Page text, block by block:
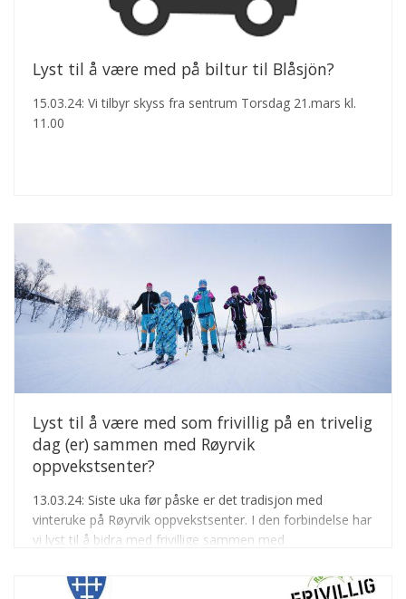
Lyst til å være med på biltur til Blåsjön?
15.03.24: Vi tilbyr skyss fra sentrum Torsdag 21.mars kl.
11.00
Lyst til å være med som frivillig på en trivelig
dag (er) sammen med Røyrvik
oppvekstsenter?
13.03.24: Siste uka før påske er det tradisjon med
vinteruke på Røyrvik oppvekstsenter. I den forbindelse har
vi lyst til å bidra med frivillige sammen med
møter på tvers av generasjoner og bekjentskap.